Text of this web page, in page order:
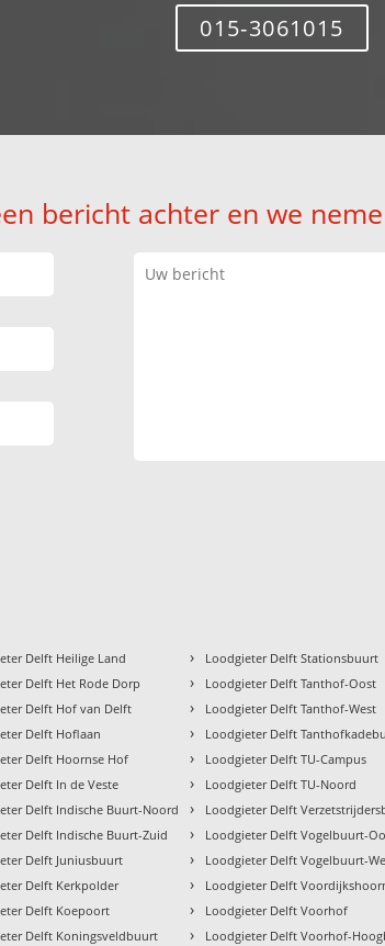
015-3061015
bericht achter en we
Delft Heilige Land
Delft Het Rode Dorp
Delft Hof van Delft
Delft Hoflaan
Delft Hoornse Hof
Delft In de Veste
Delft Indische Buurt-Noord
Delft Indische Buurt-Zuid
Delft Juniusbuurt
Delft Kerkpolder
Delft Koepoort
Delft Koningsveldbuurt
› Loodgieter Delft Stationsbuurt
› Loodgieter Delft Tanthof-Oost
› Loodgieter Delft Tanthof-West
› Loodgieter Delft
› Loodgieter Delft TU-Campus
› Loodgieter Delft TU-Noord
› Loodgieter Delft
› Loodgieter Delft Vogelbuurt-
› Loodgieter Delft Vogelbuurt-
› Loodgieter Delft
› Loodgieter Delft Voorhof
› Loodgieter Delft Voorhof-